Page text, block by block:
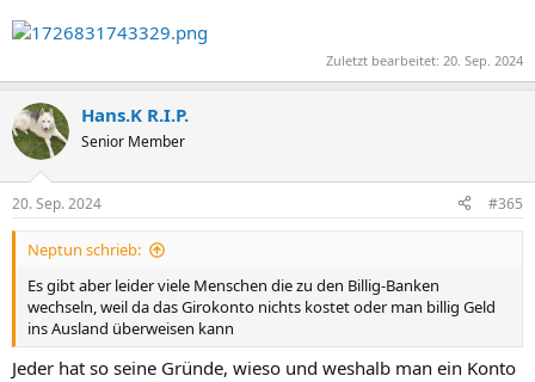
Zuletzt bearbeitet: 20. Sep. 2024
Hans.K R.I.P.
Senior Member
20. Sep. 2024 #365
Neptun schrieb:
Es gibt aber leider viele Menschen die zu den Billig-Banken
wechseln, weil da das Girokonto nichts kostet oder man billig Geld
ins Ausland überweisen kann
Jeder hat so seine Gründe, wieso und weshalb man ein Konto